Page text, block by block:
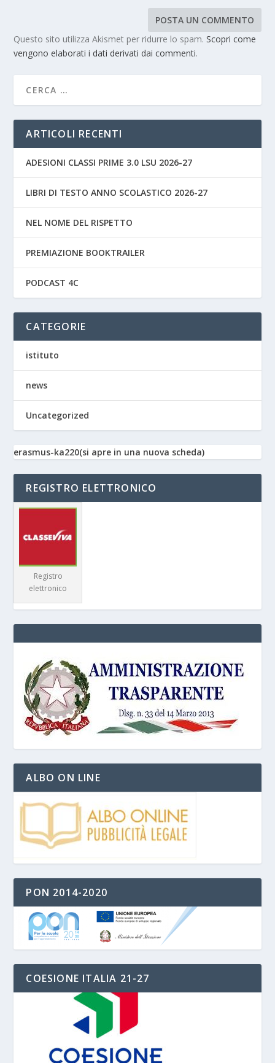
Questo sito utilizza Akismet per ridurre lo spam.Scopri come
vengono elaborati i dati derivati dai commenti.
ARTICOLI RECENTI
ADESIONI CLASSI PRIME 3.0 LSU 2026-27
LIBRI DI TESTO ANNO SCOLASTICO 2026-27
NEL NOME DEL RISPETTO
PREMIAZIONE BOOKTRAILER
PODCAST 4C
CATEGORIE
istituto
news
Uncategorized
erasmus-ka220(si apre in una nuova scheda)
REGISTRO ELETTRONICO
Registro
elettronico
ALBO ON LINE
PON 2014-2020
COESIONE ITALIA 21-27